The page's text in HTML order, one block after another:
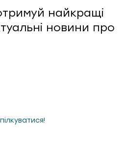
найкращі
новини про